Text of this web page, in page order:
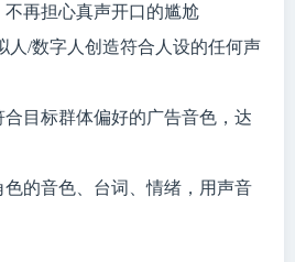
再担心真声开口的尴尬
人/数字人创造符合人设的任何声
目标群体偏好的广告音色，达
的音色、台词、情绪，用声音